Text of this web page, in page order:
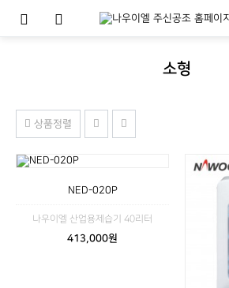
소형
상품정렬
NED-020P
나우이엘 산업용제습기 40리터
413,000원